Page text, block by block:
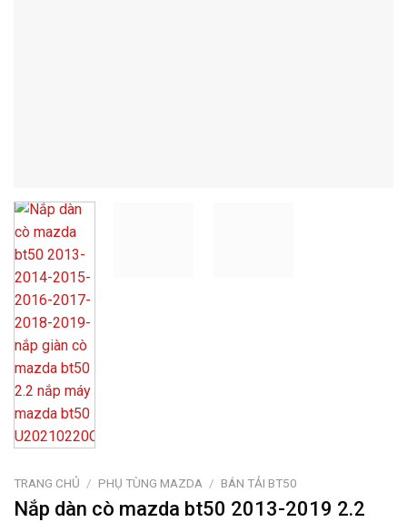
TRANG CHỦ / PHỤ TÙNG MAZDA / BÁN TẢI BT50
Nắp dàn cò mazda bt50 2013-2019 2.2